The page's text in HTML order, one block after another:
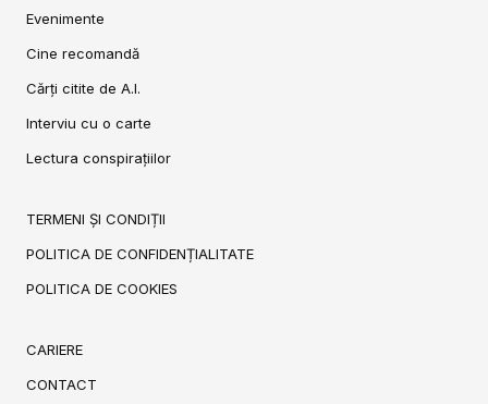
Evenimente
Cine recomandă
Cărți citite de A.I.
Interviu cu o carte
Lectura conspirațiilor
TERMENI ȘI CONDIȚII
POLITICA DE CONFIDENȚIALITATE
POLITICA DE COOKIES
CARIERE
CONTACT